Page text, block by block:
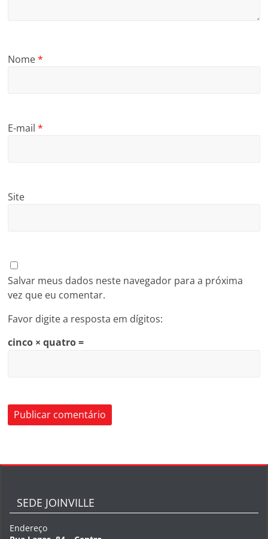
Nome*
E-mail*
Site
Salvar meus dados neste navegador para a próxima
vez que eu comentar.
Favor digite a resposta em dígitos:
cinco × quatro =
SEDE JOINVILLE
Endereço